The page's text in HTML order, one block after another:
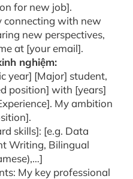
for new job].
connecting with new
new perspectives,
at [your email].
nghiệm:
year] [Major] student,
position] with [years]
My ambition
skills]: [e.g. Data
Writing, Bilingual
My key professional